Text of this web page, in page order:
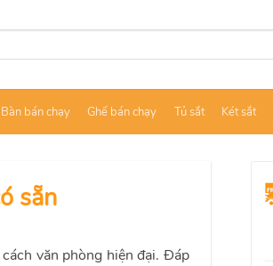
Bàn bán chạy Ghế bán chạy Tủ sắt Két sắt
sẵn
văn phòng hiện đại. Đáp